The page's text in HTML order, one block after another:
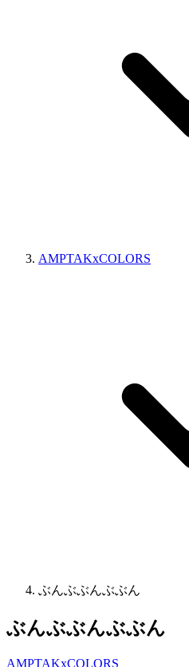
AMPTAKxCOLORS
ぶんぶぶんぶぶん
ぶんぶぶんぶぶん
AMPTAKxCOLORS